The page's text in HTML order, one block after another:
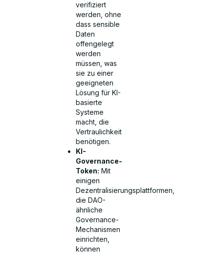
verifiziert
werden, ohne
dass sensible
Daten
offengelegt
werden
müssen, was
sie zu einer
geeigneten
Lösung für KI-
basierte
Systeme
macht, die
Vertraulichkeit
benötigen.
KI-
Governance-
Token: Mit
einigen
Dezentralisierungsplattformen,
die DAO-
ähnliche
Governance-
Mechanismen
einrichten,
können